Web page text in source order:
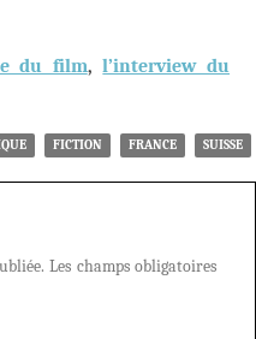
du film,l’interview du
FICTION FRANCE SUISSE
Les champs obligatoires